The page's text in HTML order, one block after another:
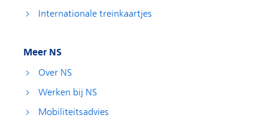
Internationale treinkaartjes
Meer NS
Over NS
Werken bij NS
Mobiliteitsadvies